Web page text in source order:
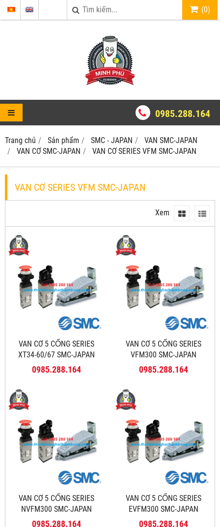
(0)
0985.288.164
Trang chủ Sản phẩm SMC - JAPAN
VAN SMC-JAPAN
VAN CƠ SMC-JAPAN
VAN CƠ SERIES VFM SMC-JAPAN
VAN CƠ SERIES VFM SMC-JAPAN
Xem
VAN CƠ 5 CỔNG SERIES
XT34-60/67 SMC-JAPAN
0985.288.164
VAN CƠ 5 CỔNG SERIES
VFM300 SMC-JAPAN
0985.288.164
VAN CƠ 5 CỔNG SERIES
NVFM300 SMC-JAPAN
0985.288.164
VAN CƠ 5 CỔNG SERIES
EVFM300 SMC-JAPAN
0985.288.164